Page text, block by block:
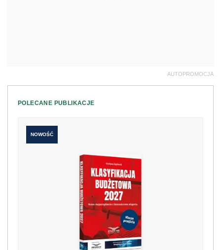
AUTOPROMOCJA
POLECANE PUBLIKACJE
NOWOŚĆ